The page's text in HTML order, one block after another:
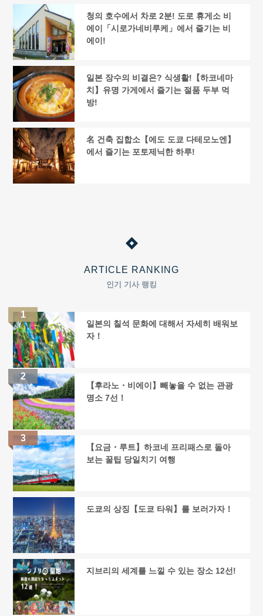
청의 호수에서 차로 2분! 도로 휴게소 비
에이「시로가네비루케」에서 즐기는 비
에이!
일본 장수의 비결은? 식생활!【하코네마
치】유명 가게에서 즐기는 절품 두부 먹
방!
名 건축 집합소【에도 도쿄 다테모노엔】
에서 즐기는 포토제닉한 하루!
ARTICLE RANKING
인기 기사 랭킹
일본의 칠석 문화에 대해서 자세히 배워보
자！
【후라노・비에이】빼놓을 수 없는 관광
명소 7선！
【요금・루트】하코네 프리패스로 돌아
보는 꿀팁 당일치기 여행
도쿄의 상징【도쿄 타워】를 보러가자！
지브리의 세계를 느낄 수 있는 장소 12선!